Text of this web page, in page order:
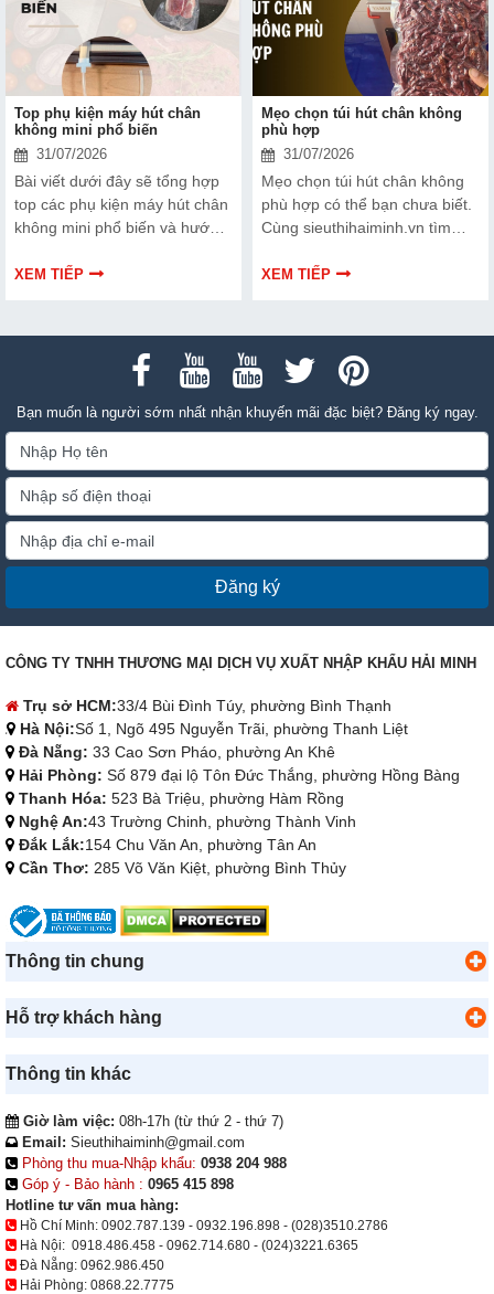
Top phụ kiện máy hút chân
không mini phổ biến
31/07/2026
Bài viết dưới đây sẽ tổng hợp
top các phụ kiện máy hút chân
không mini phổ biến và hướng
chuẩn kỹ thuật ngay tại nhà.
XEM TIẾP
Mẹo chọn túi hút chân không
phù hợp
31/07/2026
Mẹo chọn túi hút chân không
phù hợp có thể bạn chưa biết.
Cùng sieuthihaiminh.vn tìm
thông tin bài viết dưới đây nhé!
XEM TIẾP
Bạn muốn là người sớm nhất nhận khuyến mãi đặc biệt? Đăng ký ngay.
Đăng ký
CÔNG TY TNHH THƯƠNG MẠI DỊCH VỤ XUẤT NHẬP KHẨU HẢI MINH
Trụ sở HCM:33/4 Bùi Đình Túy, phường Bình Thạnh
Hà Nội:Số 1, Ngõ 495 Nguyễn Trãi, phường Thanh Liệt
Đà Nẵng: 33 Cao Sơn Pháo, phường An Khê
Hải Phòng: Số 879 đại lộ Tôn Đức Thắng, phường Hồng Bàng
Thanh Hóa: 523 Bà Triệu, phường Hàm Rồng
Nghệ An:43 Trường Chinh, phường Thành Vinh
Đắk Lắk:154 Chu Văn An, phường Tân An
Cần Thơ: 285 Võ Văn Kiệt, phường Bình Thủy
Thông tin chung
Hỗ trợ khách hàng
Thông tin khác
Giờ làm việc: 08h-17h (từ thứ 2 - thứ 7)
Email: Sieuthihaiminh@gmail.com
Phòng thu mua-Nhập khẩu: 0938 204 988
Góp ý - Bảo hành : 0965 415 898
Hotline tư vấn mua hàng:
Hồ Chí Minh: 0902.787.139 - 0932.196.898 - (028)3510.2786
Hà Nội: 0918.486.458 - 0962.714.680 - (024)3221.6365
Đà Nẵng: 0962.986.450
Hải Phòng: 0868.22.7775